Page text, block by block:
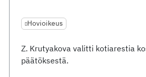
Hovioikeus
Z. Krutyakova valitti kotiarestia
päätöksestä.